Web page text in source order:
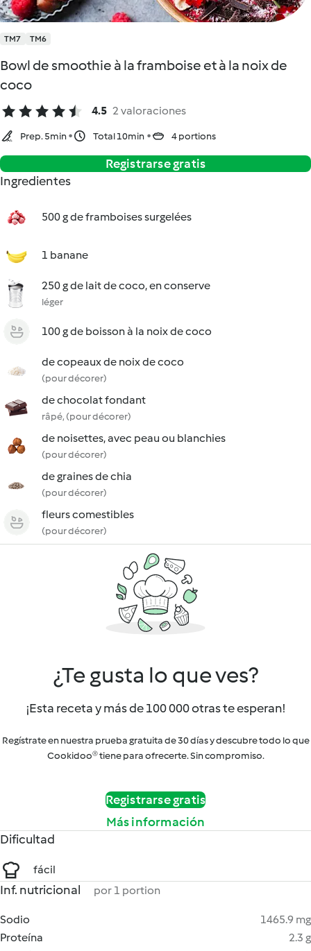
TM7 TM6
Bowl de smoothie à la framboise et à la noix de
coco
4.5 2 valoraciones
Prep. 5min Total 10min 4 portions
Registrarse gratis
Ingredientes
500 g de framboises surgelées
1 banane
250 g de lait de coco, en conserve
léger
100 g de boisson à la noix de coco
de copeaux de noix de coco
(pour décorer)
de chocolat fondant
râpé, (pour décorer)
de noisettes, avec peau ou blanchies
(pour décorer)
de graines de chia
(pour décorer)
fleurs comestibles
(pour décorer)
¿Te gusta lo que ves?
¡Esta receta y más de 100 000 otras te esperan!
Regístrate en nuestra prueba gratuita de 30 días y descubre todo lo que
Cookidoo® tiene para ofrecerte. Sin compromiso.
Registrarse gratis
Más información
Dificultad
fácil
Inf. nutricional por 1 portion
Sodio
1465.9 mg
Proteína
2.3 g